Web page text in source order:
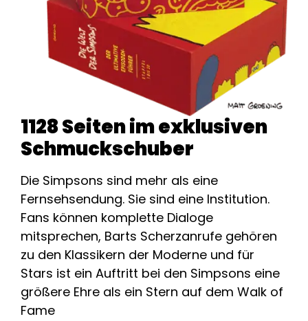
1128 Seiten im exklusiven
Schmuckschuber
Die Simpsons sind mehr als eine
Fernsehsendung. Sie sind eine Institution.
Fans können komplette Dialoge
mitsprechen, Barts Scherzanrufe gehören
zu den Klassikern der Moderne und für
Stars ist ein Auftritt bei den Simpsons eine
größere Ehre als ein Stern auf dem Walk of
Fame